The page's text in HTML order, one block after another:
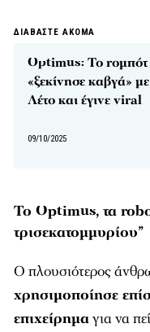
ΔΙΑΒΑΣΤΕ ΑΚΟΜΑ
Optimus: Το rομπότ
«ξεκίνησε καβγά»
Λέτο και έγινε viral
09/10/2025
Το Optimus, τα
τρισεκατομμυρίου”
Ο πλουσιότερος
χρησιμοποίησε
επιχείρημαγια να